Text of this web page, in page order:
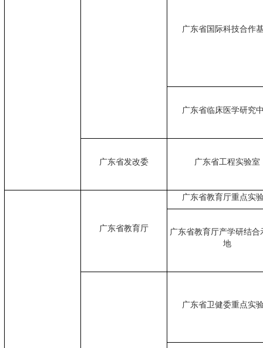
广东省国际科技合作
广东省临床医学研究
广东省发改委 广东省工程实验室
广东省教育厅
广东省教育厅重点实
广东省教育厅产学研结合
地
广东省卫健委重点实